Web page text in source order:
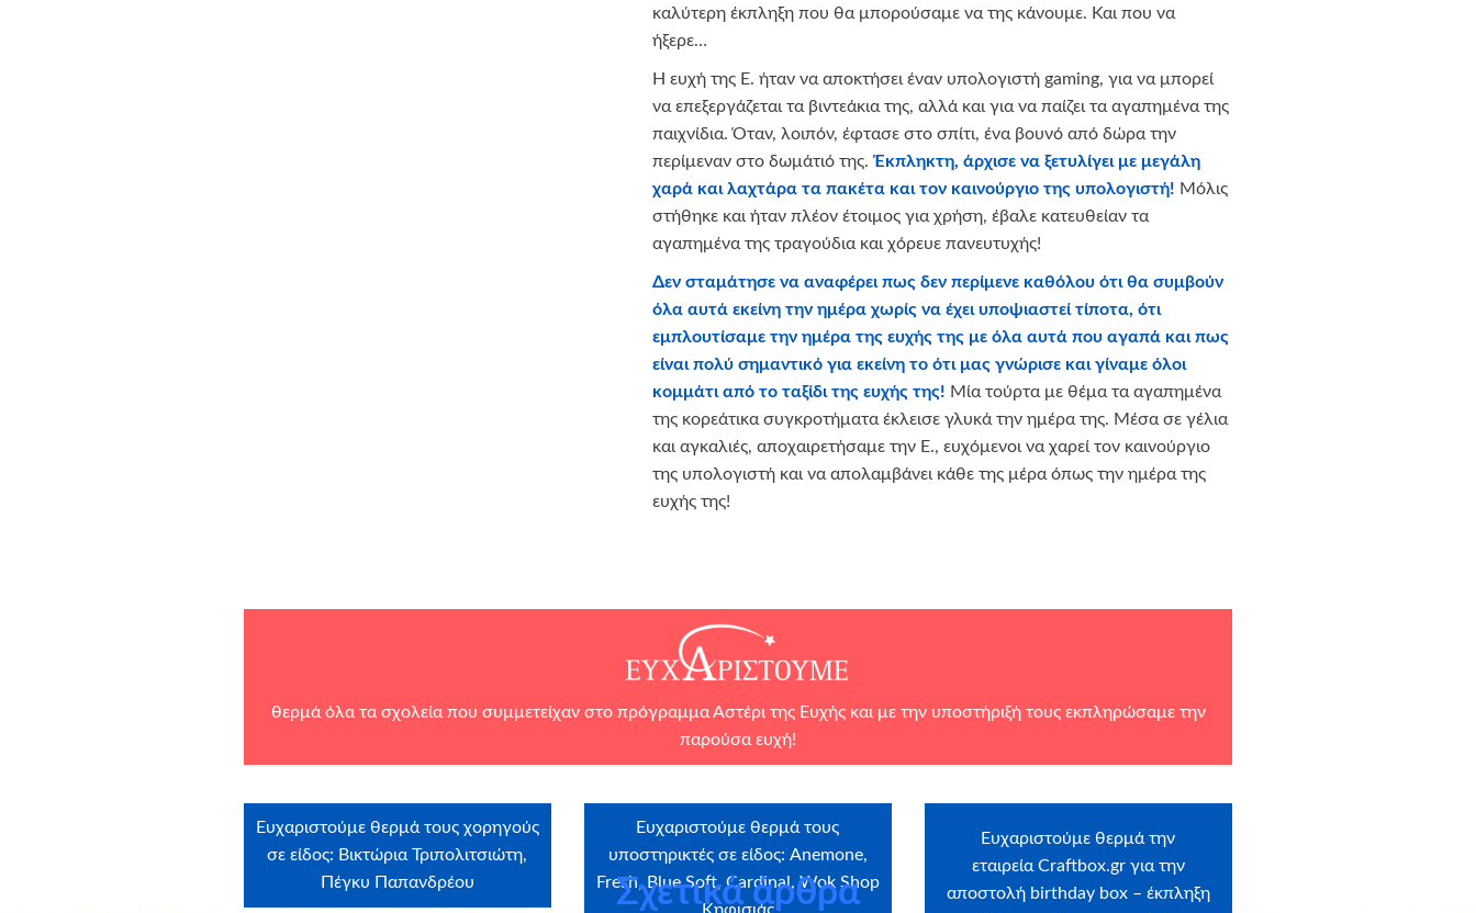
καλύτερη έκπληξη που θα μπορούσαμε να της κάνουμε. Και που να
ήξερε…
Η ευχή της Ε. ήταν να αποκτήσει έναν υπολογιστή gaming, για να μπορεί
να επεξεργάζεται τα βιντεάκια της, αλλά και για να παίζει τα αγαπημένα της
παιχνίδια. Όταν, λοιπόν, έφτασε στο σπίτι, ένα βουνό από δώρα την
περίμεναν στο δωμάτιό της. Έκπληκτη, άρχισε να ξετυλίγει με μεγάλη
χαρά και λαχτάρα τα πακέτα και τον καινούργιο της υπολογιστή! Μόλις
στήθηκε και ήταν πλέον έτοιμος για χρήση, έβαλε κατευθείαν τα
αγαπημένα της τραγούδια και χόρευε πανευτυχής!
Δεν σταμάτησε να αναφέρει πως δεν περίμενε καθόλου ότι θα συμβούν
όλα αυτά εκείνη την ημέρα χωρίς να έχει υποψιαστεί τίποτα, ότι
εμπλουτίσαμε την ημέρα της ευχής της με όλα αυτά που αγαπά και πως
είναι πολύ σημαντικό για εκείνη το ότι μας γνώρισε και γίναμε όλοι
κομμάτι από το ταξίδι της ευχής της! Μία τούρτα με θέμα τα αγαπημένα
της κορεάτικα συγκροτήματα έκλεισε γλυκά την ημέρα της. Μέσα σε γέλια
και αγκαλιές, αποχαιρετήσαμε την Ε., ευχόμενοι να χαρεί τον καινούργιο
της υπολογιστή και να απολαμβάνει κάθε της μέρα όπως την ημέρα της
ευχής της!
θερμά όλα τα σχολεία που συμμετείχαν στο πρόγραμμα Αστέρι της Ευχής και με την υποστήριξή τους εκπληρώσαμε την
παρούσα ευχή!
Ευχαριστούμε θερμά τους χορηγούς
σε είδος: Βικτώρια Τριπολιτσιώτη,
Πέγκυ Παπανδρέου
Ευχαριστούμε θερμά τους
υποστηρικτές σε είδος: Anemone,
Fresh, Blue Soft, Cardinal, Wok Shop
Ευχαριστούμε θερμά την
εταιρεία Craftbox.grγια την
αποστολή birthday box – έκπληξη
Σχετικά άρθρα